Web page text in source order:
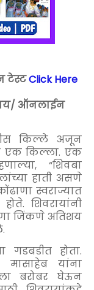
टेस्टClick Here
ऑनलाईन
किल्ले अजून
एक किल्ला. एक
“शिवबा
हाती असणे
स्वराज्यात
शिवरायांनी
जिंकणे अतिशय
गडबडीत होता.
मासाहेब यांना
बरोबर घेऊन